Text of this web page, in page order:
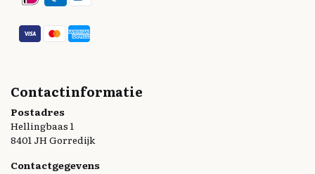
Contactinformatie
Postadres
Hellingbaas 1
8401 JH Gorredijk
Contactgegevens